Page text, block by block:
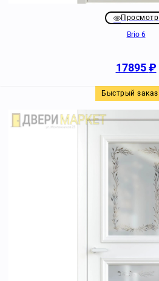
Просмотр
Brio 6
17895₽
Быстрый заказ